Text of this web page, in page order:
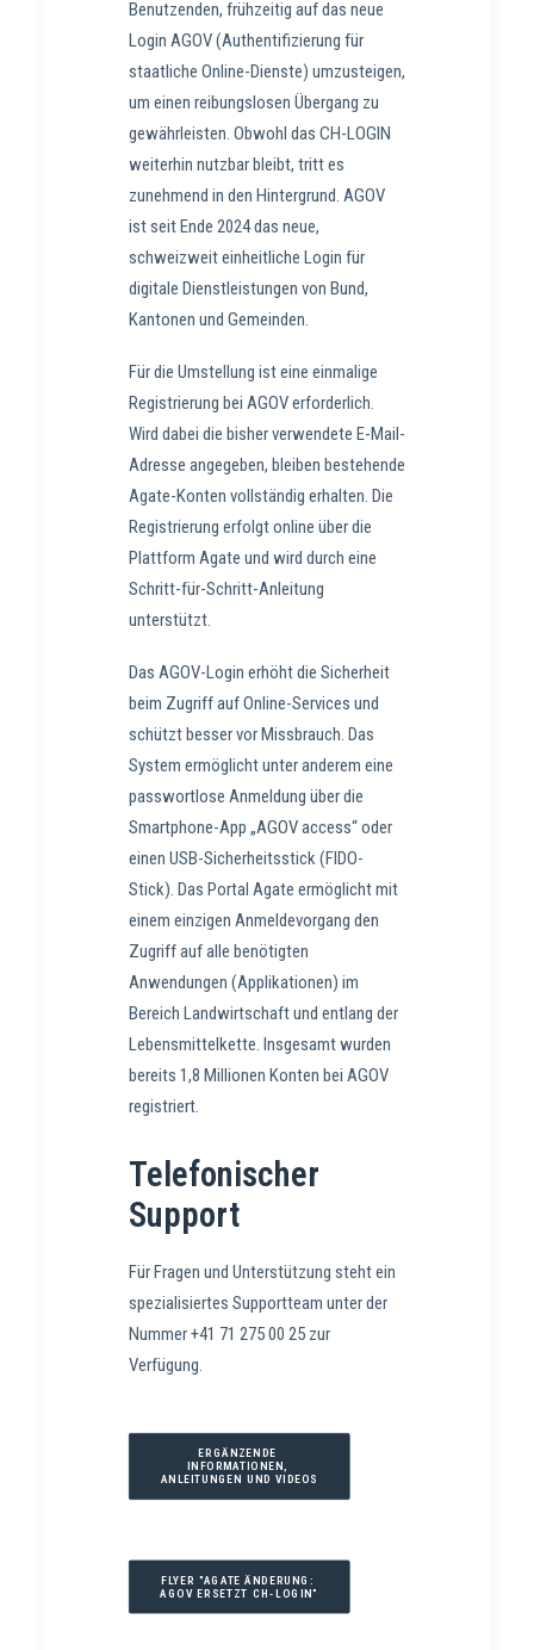
Benutzenden, frühzeitig auf das neue
Login AGOV (Authentifizierung für
staatliche Online-Dienste) umzusteigen,
um einen reibungslosen Übergang zu
gewährleisten. Obwohl das CH-LOGIN
weiterhin nutzbar bleibt, tritt es
zunehmend in den Hintergrund. AGOV
ist seit Ende 2024 das neue,
schweizweit einheitliche Login für
digitale Dienstleistungen von Bund,
Kantonen und Gemeinden.
Für die Umstellung ist eine einmalige
Registrierung bei AGOV erforderlich.
Wird dabei die bisher verwendete E-Mail-
Adresse angegeben, bleiben bestehende
Agate-Konten vollständig erhalten. Die
Registrierung erfolgt online über die
Plattform Agate und wird durch eine
Schritt-für-Schritt-Anleitung
unterstützt.
Das AGOV-Login erhöht die Sicherheit
beim Zugriff auf Online-Services und
schützt besser vor Missbrauch. Das
System ermöglicht unter anderem eine
passwortlose Anmeldung über die
Smartphone-App „AGOV access“ oder
einen USB-Sicherheitsstick (FIDO-
Stick). Das Portal Agate ermöglicht mit
einem einzigen Anmeldevorgang den
Zugriff auf alle benötigten
Anwendungen (Applikationen) im
Bereich Landwirtschaft und entlang der
Lebensmittelkette. Insgesamt wurden
bereits 1,8 Millionen Konten bei AGOV
registriert.
Telefonischer
Support
Für Fragen und Unterstützung steht ein
spezialisiertes Supportteam unter der
Nummer +41 71 275 00 25 zur
Verfügung.
ERGÄNZENDE
INFORMATIONEN,
ANLEITUNGEN UND VIDEOS
FLYER "AGATE ÄNDERUNG:
AGOV ERSETZT CH-LOGIN"